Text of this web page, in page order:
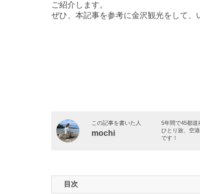
ご紹介します。
ぜひ、本記事を参考に金沢観光をして、
この記事を書いた人
mochi
5年間で45都道
ひとり旅、空
です！
目次